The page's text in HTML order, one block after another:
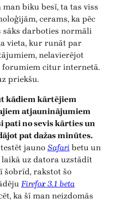
man biku besī, ta tas viss
cerams, ka pēc
sāks darboties normāli
vieta, kur runāt par
nelavierējot
citur internetā.
priekšu.
kādiem kārtējiem
atjauninājumiem
no sevis kārties un
pat dažas minūtes.
jauno Safari betu un
uz datora uzstādīt
šobrīd, rakstot šo
Firefox 3.1 beta
ka šī man neizdomās